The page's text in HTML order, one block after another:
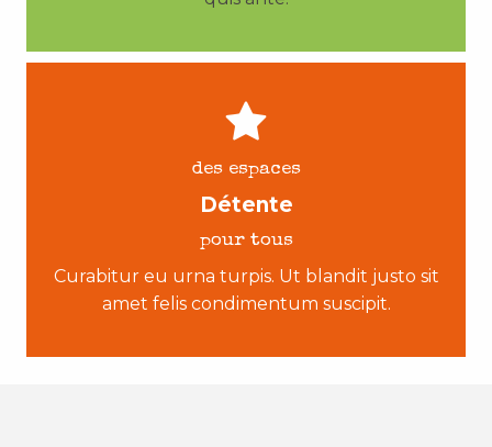
des espaces
Détente
pour tous
Curabitur eu urna turpis. Ut blandit justo sit
amet felis condimentum suscipit.